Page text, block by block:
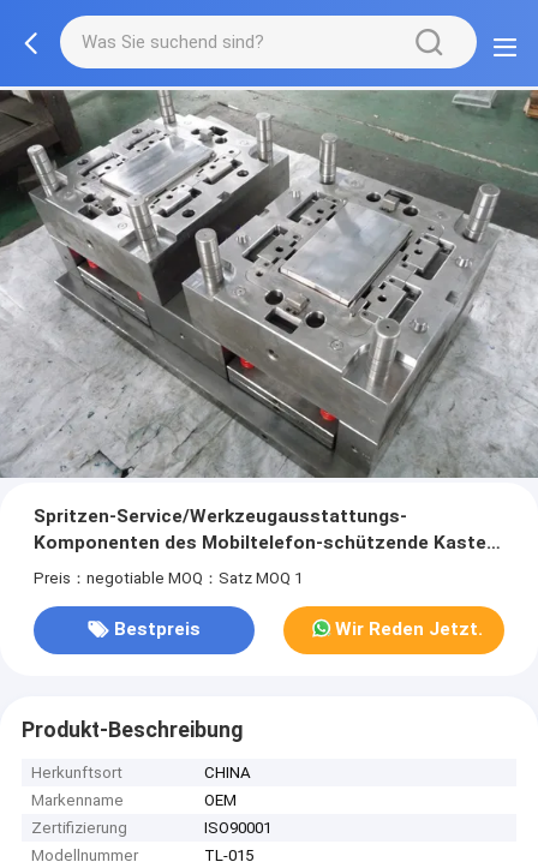
Spritzen-Service/Werkzeugausstattungs-
Komponenten des Mobiltelefon-schützende Kasten-
Spritzen-/HASCO/feine Beschaffenheits-Oberfläche
Preis：negotiable MOQ：Satz MOQ 1
Bestpreis Wir Reden Jetzt.
Produkt-Beschreibung
Herkunftsort
CHINA
Markenname
OEM
Zertifizierung
ISO90001
Modellnummer
TL-015